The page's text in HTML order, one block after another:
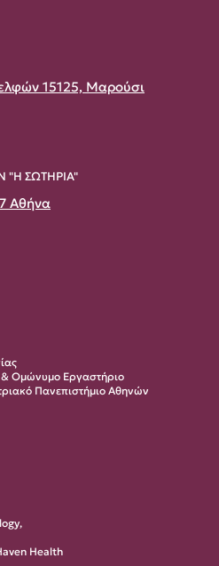
15125, Μαρούσι
ΣΩΤΗΡΙΑ"
Αθήνα
& Ομώνυμο Εργαστήριο
Πανεπιστήμιο Αθηνών
Health